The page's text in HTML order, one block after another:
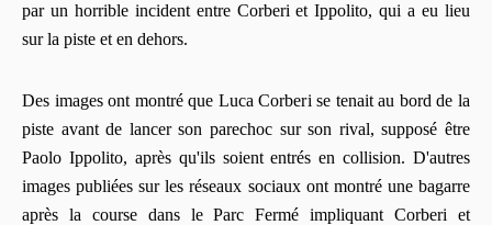
par un horrible incident entre Corberi et Ippolito, qui a eu lieu
sur la piste et en dehors.
Des images ont montré que Luca Corberi se tenait au bord de la
piste avant de lancer son parechoc sur son rival, supposé être
Paolo Ippolito, après qu'ils soient entrés en collision. D'autres
images publiées sur les réseaux sociaux ont montré une bagarre
après la course dans le Parc Fermé impliquant Corberi et